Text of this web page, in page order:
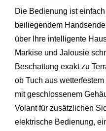
Die Bedienung ist
beiliegendem
über Ihre intelligente
Markise und Jalousie
Beschattung exakt zu
ob Tuch aus
mit geschlossenem
Volant für zusätzlichen
elektrische Bedienung,